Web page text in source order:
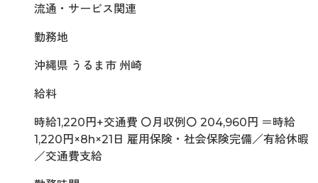
流通・サービス関連
勤務地
沖縄県 うるま市 州崎
給料
時給1,220円+交通費 〇月収例〇 204,960円 ＝時給
1,220円×8h×21日 雇用保険・社会保険完備／有給休暇
／交通費支給